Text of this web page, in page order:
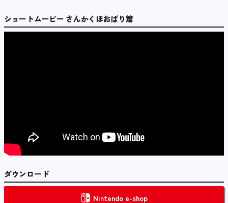
ショートムービー さんかくほおばり篇
ダウンロード
Nintendo e-shop